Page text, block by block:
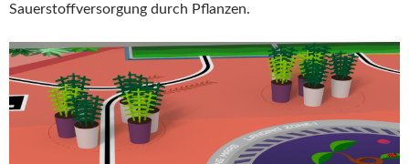
Sauerstoffversorgung durch Pflanzen.